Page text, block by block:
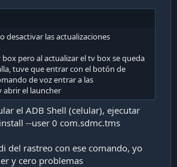
desactivar las actualizaciones
pero al actualizar el tv box se queda
tuve que entrar con el botón de
de voz entrar a las
abrir el launcher
el ADB Shell (celular), ejecutar
--user 0 com.sdmc.tms
del rastreo con ese comando, yo
y cero problemas